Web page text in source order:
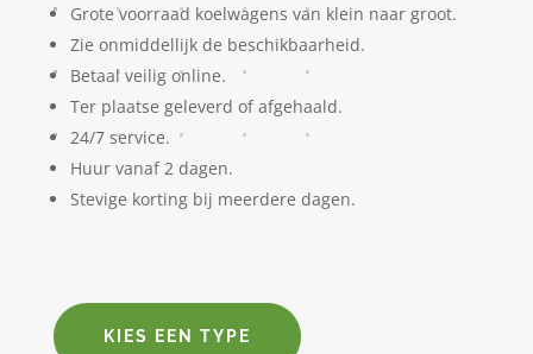
Grote voorraad koelwagens van klein naar groot.
Zie onmiddellijk de beschikbaarheid.
Betaal veilig online.
Ter plaatse geleverd of afgehaald.
24/7 service.
Huur vanaf 2 dagen.
Stevige korting bij meerdere dagen.
KIES EEN TYPE